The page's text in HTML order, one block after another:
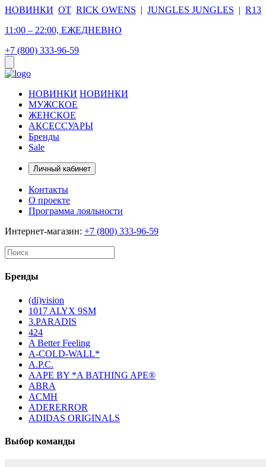
НОВИНКИ ОТ RICK OWENS | JUNGLES JUNGLES | R13
11:00 – 22:00, ЕЖЕДНЕВНО
+7 (800) 333-96-59
НОВИНКИ НОВИНКИ
МУЖСКОЕ
ЖЕНСКОЕ
АКСЕССУАРЫ
Бренды
Sale
Личный кабинет
Контакты
О проекте
Программа лояльности
Интернет-магазин: +7 (800) 333-96-59
Бренды
(di)vision
1017 ALYX 9SM
3.PARADIS
424
A Better Feeling
A-COLD-WALL*
A.P.C.
AAPE BY *A BATHING APE®
ABRA
ACMH
ADERERROR
ADIDAS ORIGINALS
Выбор команды